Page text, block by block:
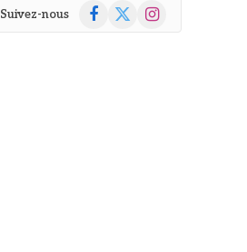
Suivez-nous Facebook
X
Instagram